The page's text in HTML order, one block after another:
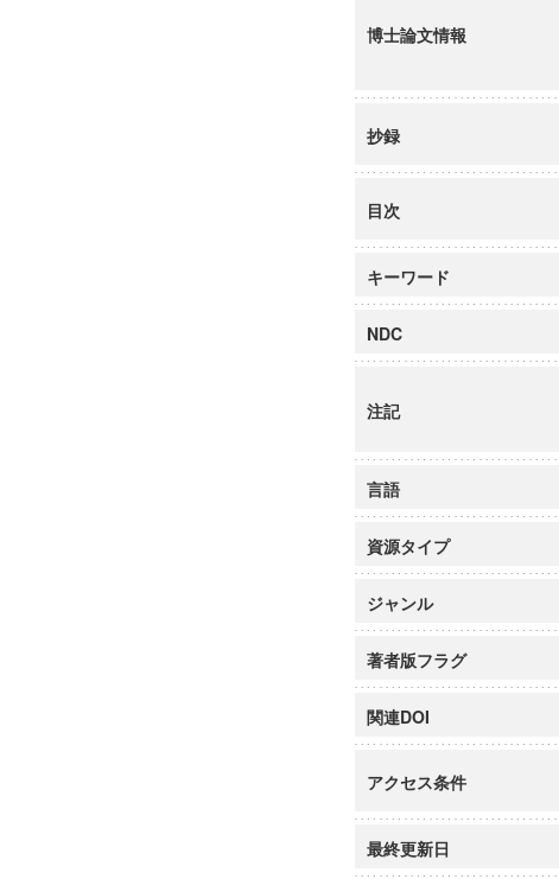
博士論文情報
抄録
目次
キーワード
NDC
注記
言語
資源タイプ
ジャンル
著者版フラグ
関連DOI
アクセス条件
最終更新日